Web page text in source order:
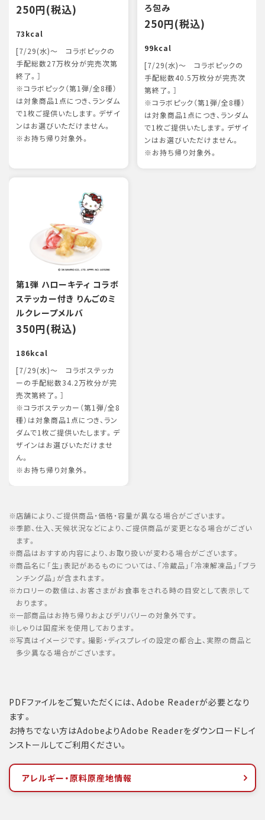
250円(税込)
73kcal
[7/29(水)～ コラボピックの
手配総数27万枚分が完売次第
終了。］
※コラボピック（第1弾/全8種）
は対象商品1点につき、ランダム
で1枚ご提供いたします。デザイ
ンはお選びいただけません。
※お持ち帰り対象外。
ろ包み
250円(税込)
99kcal
[7/29(水)～ コラボピックの
手配総数40.5万枚分が完売次
第終了。］
※コラボピック（第1弾/全8種）
は対象商品1点につき、ランダム
で1枚ご提供いたします。デザイ
ンはお選びいただけません。
※お持ち帰り対象外。
第1弾 ハローキティ コラボ
ステッカー付き りんごのミ
ルクレープメルバ
350円(税込)
186kcal
[7/29(水)～ コラボステッカ
ーの手配総数34.2万枚分が完
売次第終了。］
※コラボステッカー（第1弾/全8
種）は対象商品1点につき、ラン
ダムで1枚ご提供いたします。デ
ザインはお選びいただけませ
ん。
※お持ち帰り対象外。
店舗により、ご提供商品・価格・容量が異なる場合がございます。
季節、仕入、天候状況などにより、ご提供商品が変更となる場合がござい
ます。
商品はおすすめ内容により、お取り扱いが変わる場合がございます。
商品名に「生」表記があるものについては、「冷蔵品」「冷凍解凍品」「ブラ
ンチング品」が含まれます。
カロリーの数値は、お客さまがお食事をされる時の目安として表示して
おります。
一部商品はお持ち帰りおよびデリバリーの対象外です。
しゃりは国産米を使用しております。
写真はイメージです。撮影・ディスプレイの設定の都合上、実際の商品と
多少異なる場合がございます。
PDFファイルをご覧いただくには、Adobe Readerが必要となり
ます。
お持ちでない方はAdobeよりAdobe Readerをダウンロードしイ
ンストールしてご利用ください。
アレルギー・原料原産地情報